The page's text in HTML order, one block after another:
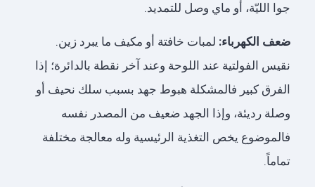
جوا الليّة، أو ماي وصل للتمديد.
ضعف الكهرباء: لمبات خافتة أو مكيف ما يبرد زين.
نقيس الفولتية عند اللوحة وعند آخر نقطة بالدائرة؛ إذا
الفرق كبير فالمشكلة هبوط جهد بسبب سلك نحيف أو
وصلة رديئة، وإذا الجهد ضعيف من المصدر نفسه
فالموضوع يخص التغذية الرئيسية وله معالجة مختلفة
تماماً.